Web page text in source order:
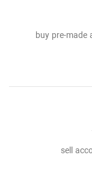
buy pre-made
sell